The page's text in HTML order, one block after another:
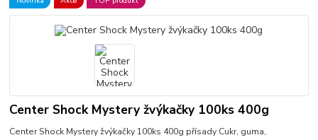
Center Shock Mystery žvýkačky 100ks 400g
Center Shock Mystery žvýkačky 100ks 400g přísady Cukr, guma,